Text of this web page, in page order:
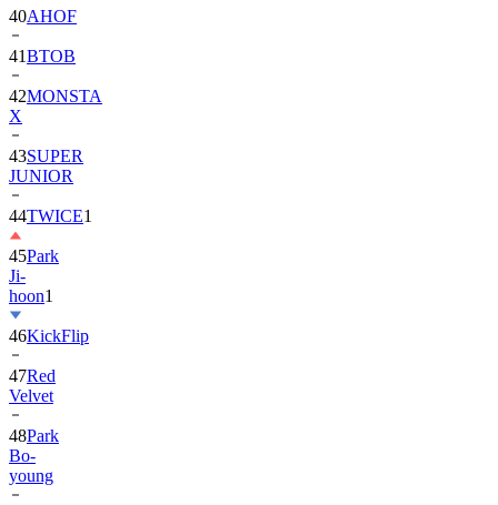
40AHOF
41BTOB
42MONSTA
X
43SUPER
JUNIOR
44TWICE1
45Park
Ji-
hoon1
46KickFlip
47Red
Velvet
48Park
Bo-
young